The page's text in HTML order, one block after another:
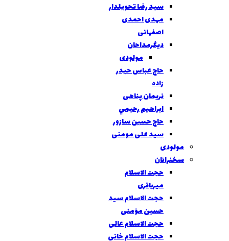
سید رضا تحویلدار
مهدی احمدی
دیگرمداحان
مولودی
حاج عباس حیدر
نریمان پناهی
ابراهيم رحيمي
حاج حسین سازور
سید علی مومنی
مولودی
سخنرانان
حجت الاسلام
حجت الاسلام سید
حسین مؤمنی
حجت الاسلام عالی
حجت الاسلام خانی